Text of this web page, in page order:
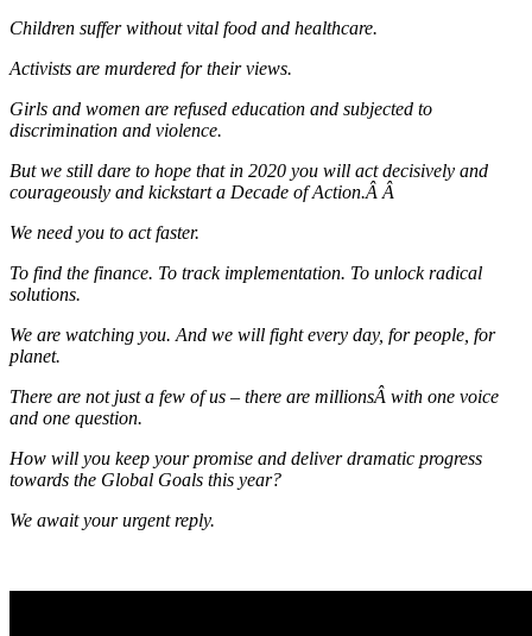
Children suffer without vital food and healthcare.
Activists are murdered for their views.
Girls and women are refused education and subjected to
discrimination and violence.
But we still dare to hope that in 2020 you will act decisively and
courageously and kickstart a Decade of Action.Â Â
We need you to act faster.
To find the finance. To track implementation. To unlock radical
solutions.
We are watching you. And we will fight every day, for people, for
planet.
There are not just a few of us – there are millionsÂ with one voice
and one question.
How will you keep your promise and deliver dramatic progress
towards the Global Goals this year?
We await your urgent reply.